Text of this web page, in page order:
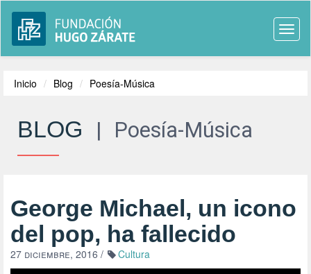
Inicio Blog Poesía-Música
BLOG | Poesía-Música
George Michael, un icono
del pop, ha fallecido
27 diciembre, 2016 / Cultura